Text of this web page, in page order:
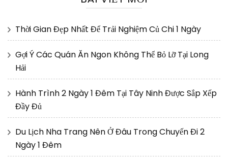
Thời Gian Đẹp Nhất Để Trải Nghiệm Củ Chi 1 Ngày
Gợi Ý Các Quán Ăn Ngon Không Thể Bỏ Lỡ Tại Long
Hải
Hành Trình 2 Ngày 1 Đêm Tại Tây Ninh Được Sắp Xếp
Đầy Đủ
Du Lịch Nha Trang Nên Ở Đâu Trong Chuyến Đi 2
Ngày 1 Đêm